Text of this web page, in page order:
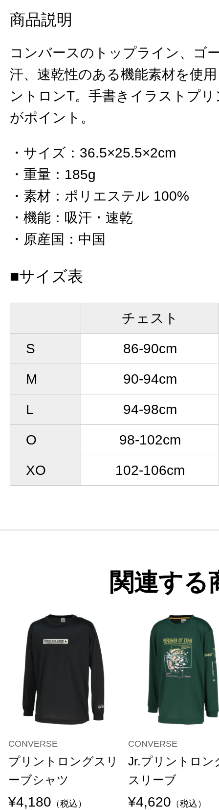
商品説明
コンバースのトップライン、ゴ
汗、速乾性のある機能素材を使
ントロンT。手書きイラストプ
がポイント。
サイズ ： 36.5×25.5×2cm
重量 ： 185g
素材 ： ポリエステル 100%
機能 ： 吸汗・速乾
原産国 ： 中国
■サイズ表
チェスト
S
86-90cm
M
90-94cm
L
94-98cm
O
98-102cm
XO
102-106cm
関連する
CONVERSE
プリントロングスリ
ーブシャツ
¥4,180 （税込）
CONVERSE
Jr.プリントロン
スリーブ
¥4,620 （税込）